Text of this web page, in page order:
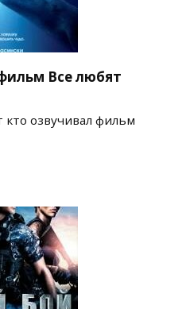
Все любят
кто озвучивал фильм